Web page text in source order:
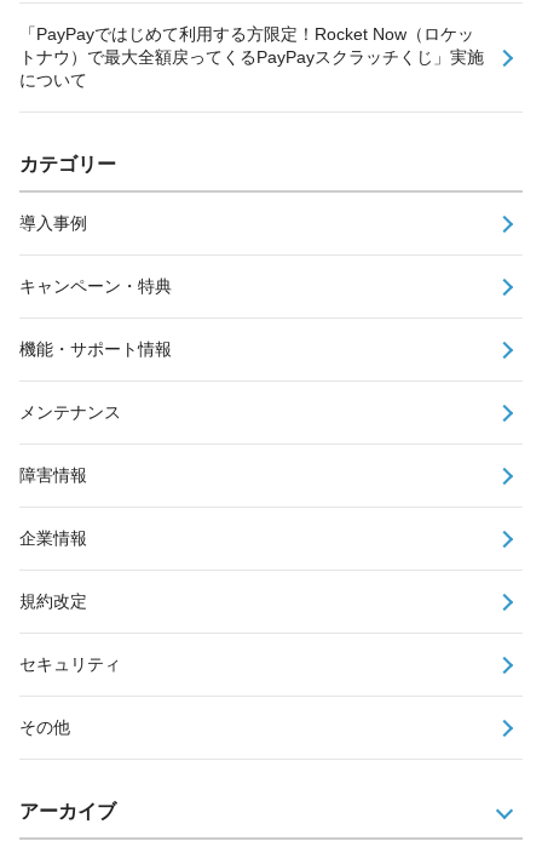
「PayPayではじめて利用する方限定！Rocket Now（ロケッ
トナウ）で最大全額戻ってくるPayPayスクラッチくじ」実施
について
カテゴリー
導入事例
キャンペーン・特典
機能・サポート情報
メンテナンス
障害情報
企業情報
規約改定
セキュリティ
その他
アーカイブ